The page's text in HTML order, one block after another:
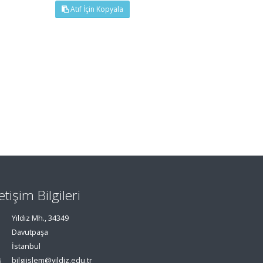
Atıf İçin Kopyala
Bilgileri
Yıldız Mh., 34349
Davutpaşa
İstanbul
bilgiislem@yildiz.edu.tr